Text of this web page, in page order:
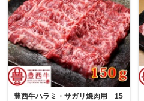
豊西牛ハラミ・サガリ焼肉用 15